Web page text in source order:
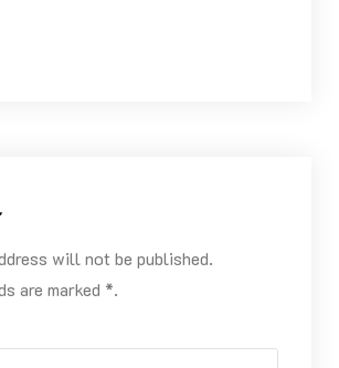
will not be published.
are marked *.